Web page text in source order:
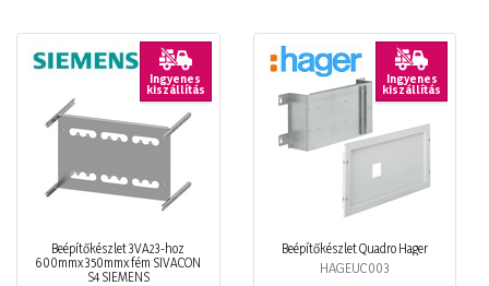
Ingyenes
kiszállítás
Beépítőkészlet 3VA23-hoz
600mmx 350mmx fém SIVACON
S4 SIEMENS
Ingyenes
kiszállítás
Beépítőkészlet Quadro Hager
HAGEUC003